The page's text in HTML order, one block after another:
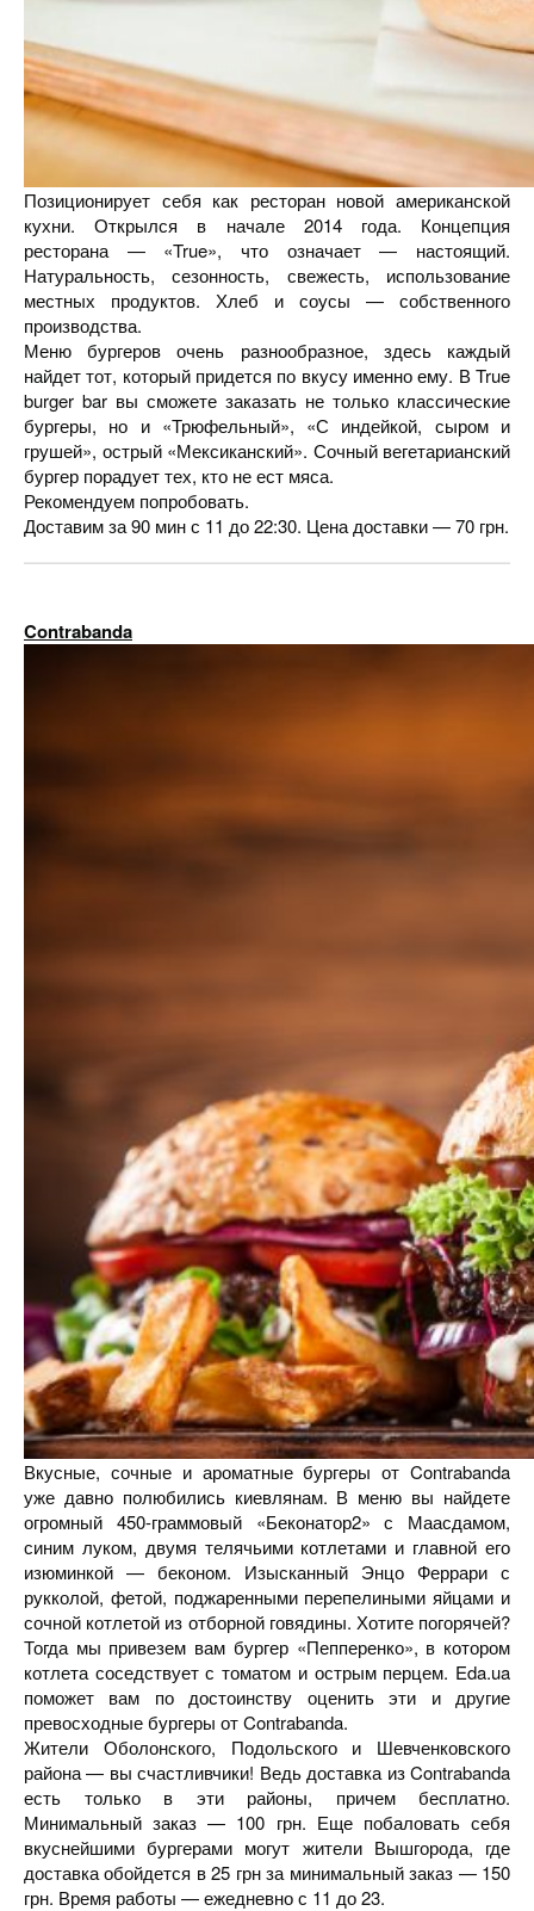
Позиционирует себя как ресторан новой американской
кухни. Открылся в начале 2014 года. Концепция
ресторана — «True», что означает — настоящий.
Натуральность, сезонность, свежесть, использование
местных продуктов. Хлеб и соусы — собственного
производства.
Меню бургеров очень разнообразное, здесь каждый
найдет тот, который придется по вкусу именно ему. В True
burger bar вы сможете заказать не только классические
бургеры, но и «Трюфельный», «С индейкой, сыром и
грушей», острый «Мексиканский». Сочный вегетарианский
бургер порадует тех, кто не ест мяса.
Рекомендуем попробовать.
Доставим за 90 мин с 11 до 22:30. Цена доставки — 70 грн.
Contrabanda
Вкусные, сочные и ароматные бургеры от Contrabanda
уже давно полюбились киевлянам. В меню вы найдете
огромный 450-граммовый «Беконатор2» с Маасдамом,
синим луком, двумя телячьими котлетами и главной его
изюминкой — беконом. Изысканный Энцо Феррари с
рукколой, фетой, поджаренными перепелиными яйцами и
сочной котлетой из отборной говядины. Хотите погорячей?
Тогда мы привезем вам бургер «Пепперенко», в котором
котлета соседствует с томатом и острым перцем. Eda.ua
поможет вам по достоинству оценить эти и другие
превосходные бургеры от Contrabanda.
Жители Оболонского, Подольского и Шевченковского
района — вы счастливчики! Ведь доставка из Contrabanda
есть только в эти районы, причем бесплатно.
Минимальный заказ — 100 грн. Еще побаловать себя
вкуснейшими бургерами могут жители Вышгорода, где
доставка обойдется в 25 грн за минимальный заказ — 150
грн. Время работы — ежедневно с 11 до 23.